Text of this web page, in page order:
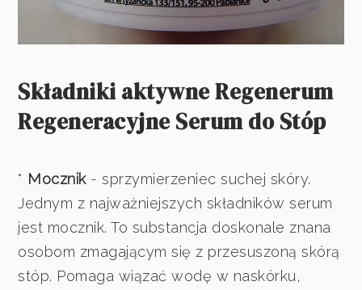
Składniki aktywne Regenerum
Regeneracyjne Serum do Stóp
* Mocznik - sprzymierzeniec suchej skóry.
Jednym z najważniejszych składników serum
jest mocznik. To substancja doskonale znana
osobom zmagającym się z przesuszoną skórą
stóp. Pomaga wiązać wodę w naskórku,